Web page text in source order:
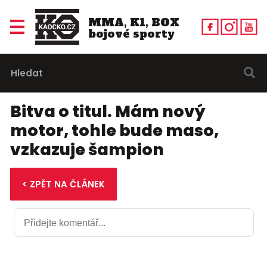
MMA, K1, BOX
bojové sporty
Bitva o titul. Mám nový
motor, tohle bude maso,
vzkazuje šampion
< ZPĚT NA ČLÁNEK